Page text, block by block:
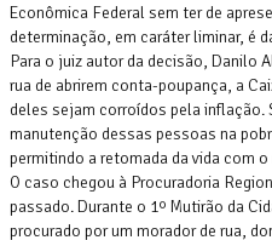
Econômica Federal sem ter de
determinação, em caráter liminar, é
Para o juiz autor da decisão, Danilo
rua de abrirem conta-poupança, a
deles sejam corroídos pela inflação.
manutenção dessas pessoas na
permitindo a retomada da vida com o
O caso chegou à Procuradoria
passado. Durante o 1º Mutirão da
procurado por um morador de rua,